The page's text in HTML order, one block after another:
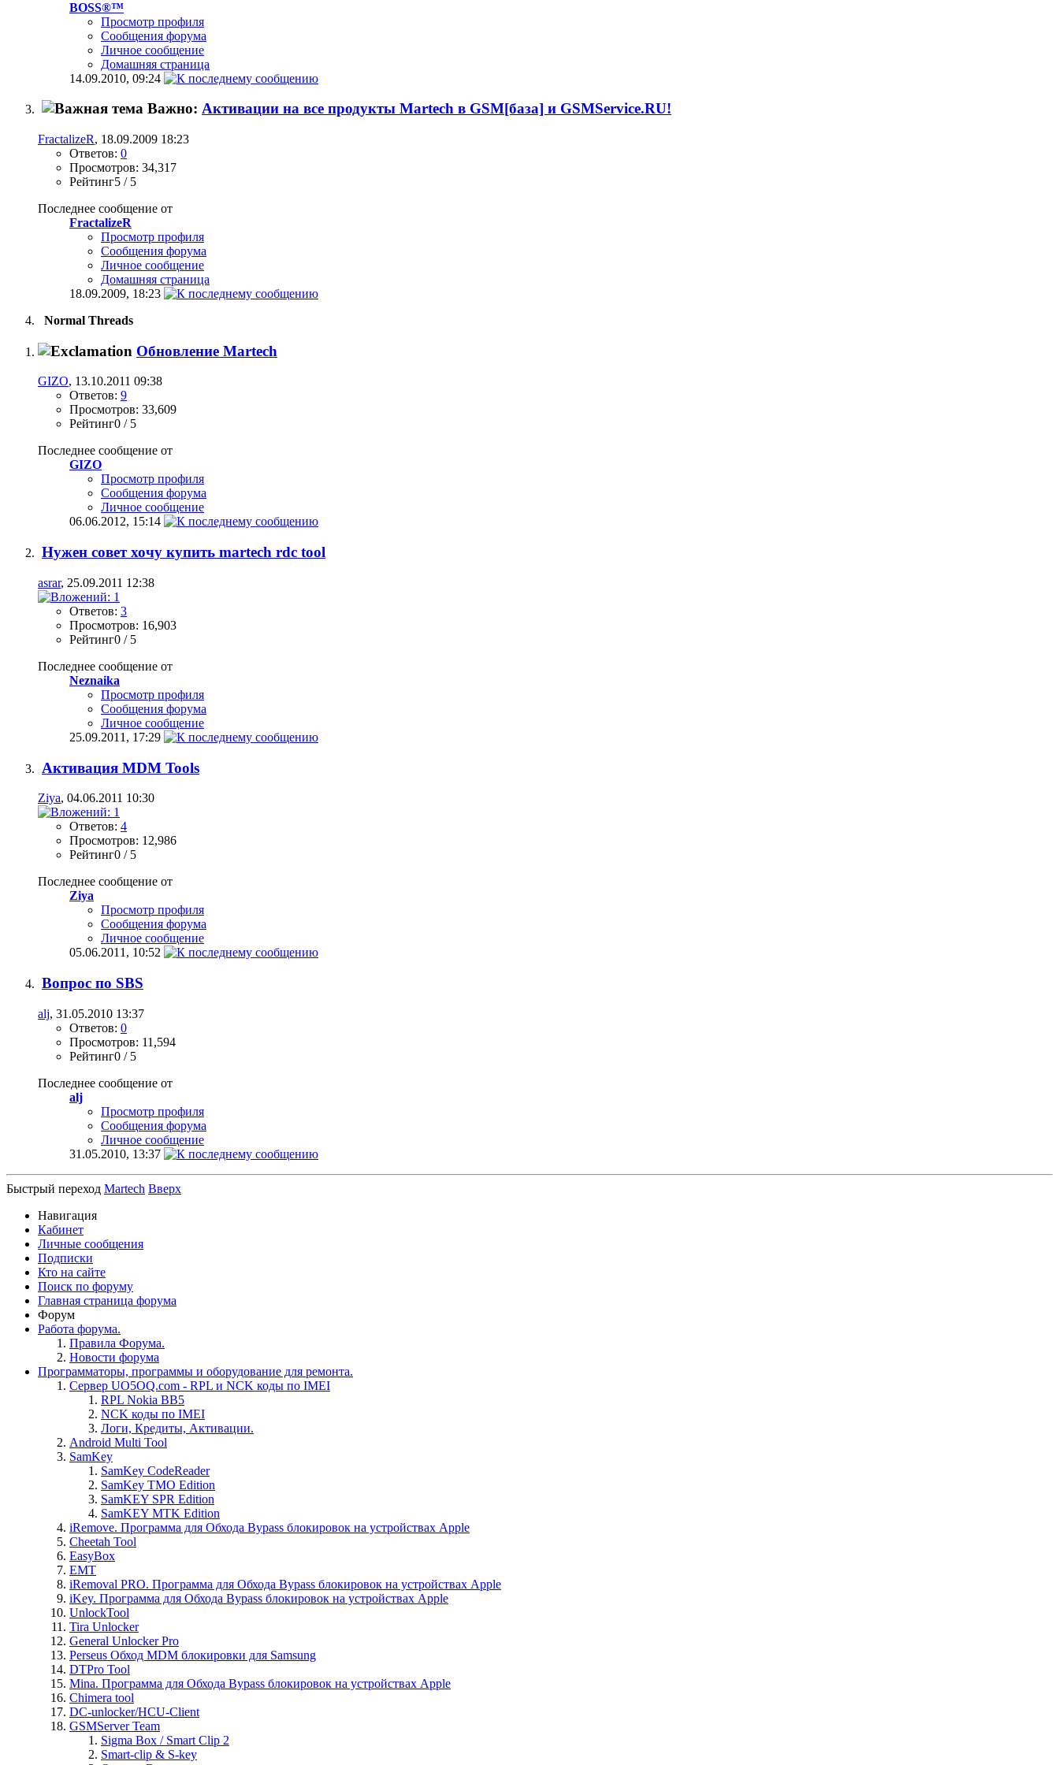
BOSS®™
Просмотр профиля
Сообщения форума
Личное сообщение
Домашняя страница
14.09.2010, 09:24
Важно: Активации на все продукты Martech в GSM[база] и GSMService.RU!
FractalizeR, 18.09.2009 18:23
Ответов: 0
Просмотров: 34,317
Рейтинг5 / 5
Последнее сообщение от
FractalizeR
Просмотр профиля
Сообщения форума
Личное сообщение
Домашняя страница
18.09.2009, 18:23
Normal Threads
Обновление Martech
GIZO, 13.10.2011 09:38
Ответов: 9
Просмотров: 33,609
Рейтинг0 / 5
Последнее сообщение от
GIZO
Просмотр профиля
Сообщения форума
Личное сообщение
06.06.2012, 15:14
Нужен совет хочу купить martech rdc tool
asrar, 25.09.2011 12:38
Ответов: 3
Просмотров: 16,903
Рейтинг0 / 5
Последнее сообщение от
Neznaika
Просмотр профиля
Сообщения форума
Личное сообщение
25.09.2011, 17:29
Активация MDM Tools
Ziya, 04.06.2011 10:30
Ответов: 4
Просмотров: 12,986
Рейтинг0 / 5
Последнее сообщение от
Ziya
Просмотр профиля
Сообщения форума
Личное сообщение
05.06.2011, 10:52
Вопрос по SBS
alj, 31.05.2010 13:37
Ответов: 0
Просмотров: 11,594
Рейтинг0 / 5
Последнее сообщение от
alj
Просмотр профиля
Сообщения форума
Личное сообщение
31.05.2010, 13:37
Быстрый переход Martech Вверх
Навигация
Кабинет
Личные сообщения
Подписки
Кто на сайте
Поиск по форуму
Главная страница форума
Форум
Работа форума.
Правила Форума.
Новости форума
Программаторы, программы и оборудование для ремонта.
Сервер UO5OQ.com - RPL и NCK коды по IMEI
RPL Nokia BB5
NCK коды по IMEI
Логи, Кредиты, Активации.
Android Multi Tool
SamKey
SamKey CodeReader
SamKey TMO Edition
SamKEY SPR Edition
SamKEY MTK Edition
iRemove. Программа для Обхода Bypass блокировок на устройствах Apple
Cheetah Tool
EasyBox
EMT
iRemoval PRO. Программа для Обхода Bypass блокировок на устройствах Apple
iKey. Программа для Обхода Bypass блокировок на устройствах Apple
UnlockTool
Tira Unlocker
General Unlocker Pro
Perseus Обход MDM блокировки для Samsung
DTPro Tool
Mina. Программа для Обхода Bypass блокировок на устройствах Apple
Chimera tool
DC-unlocker/HCU-Client
GSMServer Team
Sigma Box / Smart Clip 2
Smart-clip & S-key